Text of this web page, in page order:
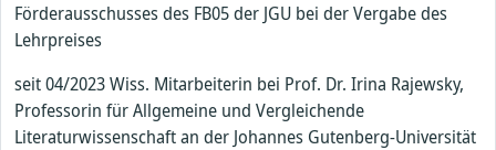
Förderausschusses des FB05 der JGU bei der Vergabe des
Lehrpreises
seit 04/2023 Wiss. Mitarbeiterin bei Prof. Dr. Irina Rajewsky,
Professorin für Allgemeine und Vergleichende
Literaturwissenschaft an der Johannes Gutenberg-Universität